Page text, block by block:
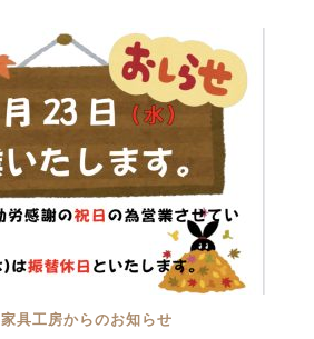
家具工房からのお知らせ